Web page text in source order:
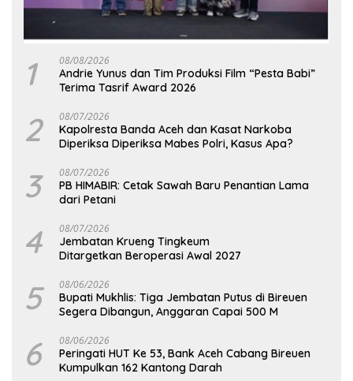
1 08/08/2026
Andrie Yunus dan Tim Produksi Film “Pesta Babi”
Terima Tasrif Award 2026
2 08/07/2026
Kapolresta Banda Aceh dan Kasat Narkoba
Diperiksa Diperiksa Mabes Polri, Kasus Apa?
3 08/07/2026
PB HIMABIR: Cetak Sawah Baru Penantian Lama
dari Petani
4 08/07/2026
Jembatan Krueng Tingkeum
Ditargetkan Beroperasi Awal 2027
5 08/06/2026
Bupati Mukhlis: Tiga Jembatan Putus di Bireuen
Segera Dibangun, Anggaran Capai 500 M
6 08/06/2026
Peringati HUT Ke 53, Bank Aceh Cabang Bireuen
Kumpulkan 162 Kantong Darah